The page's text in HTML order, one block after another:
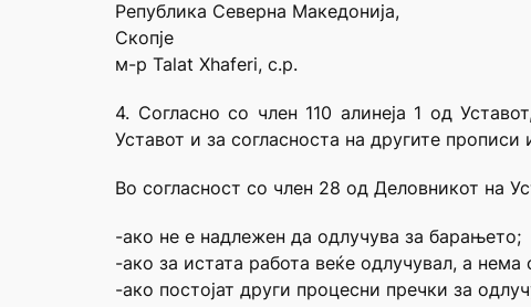
Република Северна Македонија,
м-р Talat Xhaferi, с.р.
4. Согласно со член 110 алинеја 1 од
Уставот и за согласноста на другите
Во согласност со член 28 од Деловникот на
-ако не е надлежен да одлучува за барањето;
-ако за истата работа веќе одлучувал, а
-ако постојат други процесни пречки за